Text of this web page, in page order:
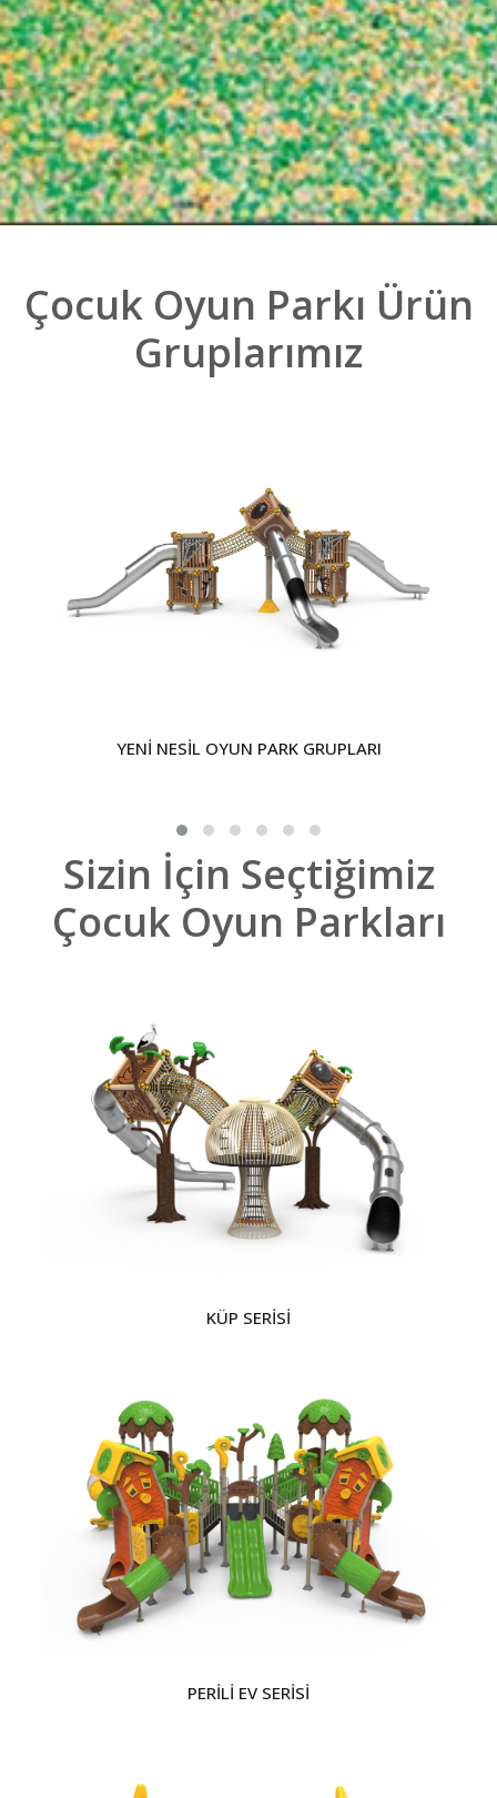
Çocuk Oyun Parkı Ürün
Gruplarımız
YENİ NESİL OYUN PARK GRUPLARI
Sizin İçin Seçtiğimiz
Çocuk Oyun Parkları
KÜP SERİSİ
PERİLİ EV SERİSİ